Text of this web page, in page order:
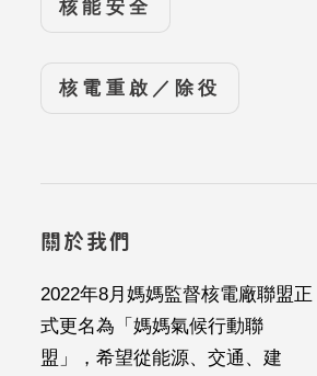
核能安全
核電重啟／除役
關於我們
2022年8月媽媽監督核電廠聯盟正
式更名為「媽媽氣候行動聯
盟」，希望從能源、交通、建